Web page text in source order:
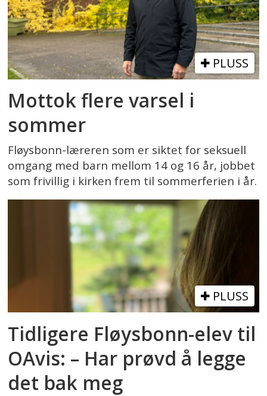
PLUSS
Mottok flere varsel i
sommer
Fløysbonn-læreren som er siktet for seksuell
omgang med barn mellom 14 og 16 år, jobbet
som frivillig i kirken frem til sommerferien i år.
PLUSS
Tidligere Fløysbonn-elev til
OAvis: – Har prøvd å legge
det bak meg